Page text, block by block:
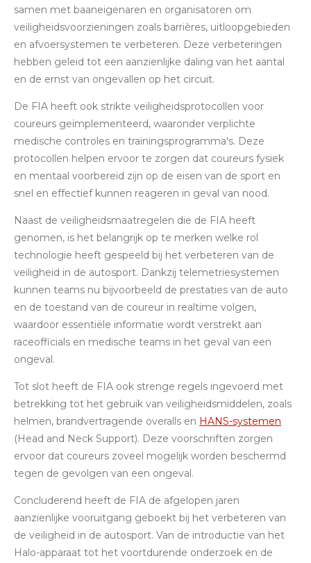
samen met baaneigenaren en organisatoren om
veiligheidsvoorzieningen zoals barrières, uitloopgebieden
en afvoersystemen te verbeteren. Deze verbeteringen
hebben geleid tot een aanzienlijke daling van het aantal
en de ernst van ongevallen op het circuit.
De FIA ​​heeft ook strikte veiligheidsprotocollen voor
coureurs geïmplementeerd, waaronder verplichte
medische controles en trainingsprogramma's. Deze
protocollen helpen ervoor te zorgen dat coureurs fysiek
en mentaal voorbereid zijn op de eisen van de sport en
snel en effectief kunnen reageren in geval van nood.
Naast de veiligheidsmaatregelen die de FIA ​​heeft
genomen, is het belangrijk op te merken welke rol
technologie heeft gespeeld bij het verbeteren van de
veiligheid in de autosport. Dankzij telemetriesystemen
kunnen teams nu bijvoorbeeld de prestaties van de auto
en de toestand van de coureur in realtime volgen,
waardoor essentiële informatie wordt verstrekt aan
raceofficials en medische teams in het geval van een
ongeval.
Tot slot heeft de FIA ​​ook strenge regels ingevoerd met
betrekking tot het gebruik van veiligheidsmiddelen, zoals
helmen, brandvertragende overalls en HANS-systemen
(Head and Neck Support). Deze voorschriften zorgen
ervoor dat coureurs zoveel mogelijk worden beschermd
tegen de gevolgen van een ongeval.
Concluderend heeft de FIA ​​de afgelopen jaren
aanzienlijke vooruitgang geboekt bij het verbeteren van
de veiligheid in de autosport. Van de introductie van het
Halo-apparaat tot het voortdurende onderzoek en de